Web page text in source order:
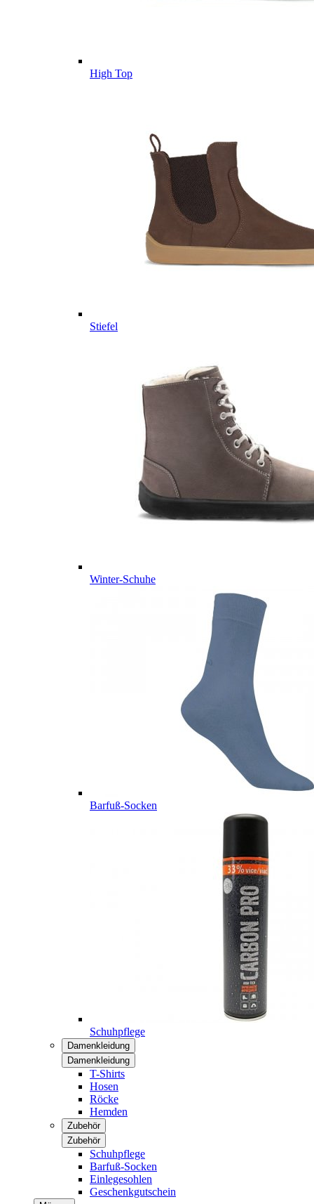
High Top
Stiefel
Winter-Schuhe
Barfuß-Socken
Schuhpflege
Damenkleidung
Damenkleidung
T-Shirts
Hosen
Röcke
Hemden
Zubehör
Zubehör
Schuhpflege
Barfuß-Socken
Einlegesohlen
Geschenkgutschein